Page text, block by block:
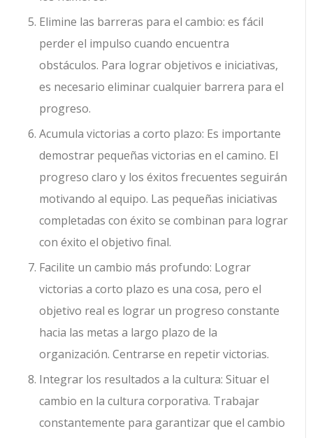
Elimine las barreras para el cambio: es fácil
perder el impulso cuando encuentra
obstáculos. Para lograr objetivos e iniciativas,
es necesario eliminar cualquier barrera para el
progreso.
Acumula victorias a corto plazo: Es importante
demostrar pequeñas victorias en el camino. El
progreso claro y los éxitos frecuentes seguirán
motivando al equipo. Las pequeñas iniciativas
completadas con éxito se combinan para lograr
con éxito el objetivo final.
Facilite un cambio más profundo: Lograr
victorias a corto plazo es una cosa, pero el
objetivo real es lograr un progreso constante
hacia las metas a largo plazo de la
organización. Centrarse en repetir victorias.
Integrar los resultados a la cultura: Situar el
cambio en la cultura corporativa. Trabajar
constantemente para garantizar que el cambio